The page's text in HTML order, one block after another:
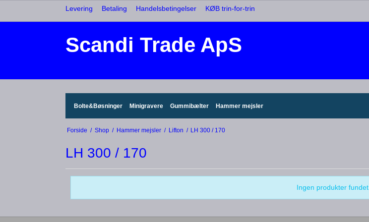
Levering Betaling Handelsbetingelser KØB trin-for-trin
Scandi Trade ApS
Bolte&Bøsninger Minigravere Gummibælter Hammer mejsler
Forside / Shop / Hammer mejsler / Lifton / LH 300 / 170
LH 300 / 170
Ingen produkter fundet.